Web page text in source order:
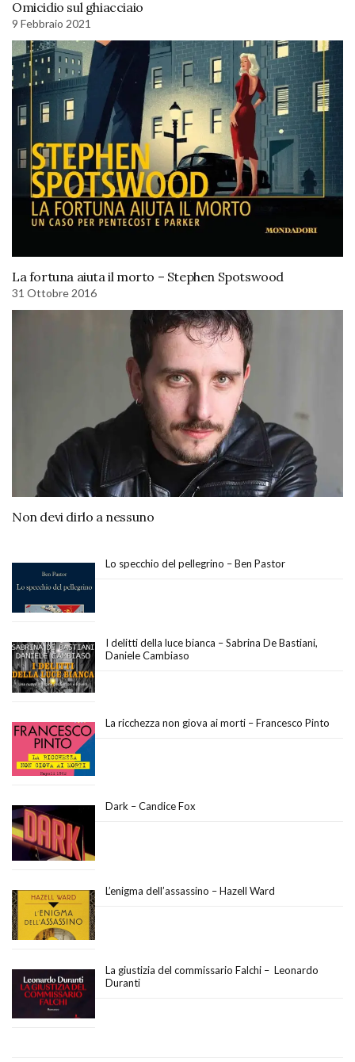
Omicidio sul ghiacciaio
9 Febbraio 2021
La fortuna aiuta il morto – Stephen Spotswood
31 Ottobre 2016
Non devi dirlo a nessuno
Lo specchio del pellegrino – Ben Pastor
I delitti della luce bianca – Sabrina De Bastiani,
Daniele Cambiaso
La ricchezza non giova ai morti – Francesco Pinto
Dark – Candice Fox
L’enigma dell’assassino – Hazell Ward
La giustizia del commissario Falchi – Leonardo
Duranti